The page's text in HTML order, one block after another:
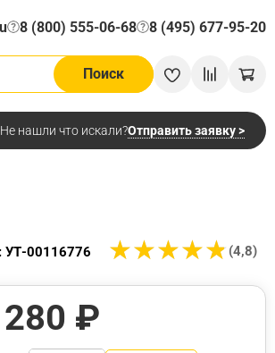
8 (800) 555-06-68
? 8 (495) 677-95-20
?
Поиск
Не нашли что искали?Отправить заявку >
★★★★★
★★★★★ (4,8)
УТ-00116776
₽